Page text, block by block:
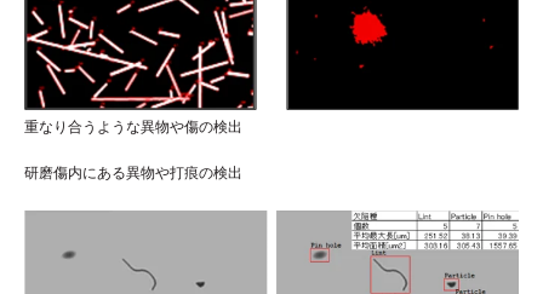
重なり合うような異物や傷の検出
研磨傷内にある異物や打痕の検出